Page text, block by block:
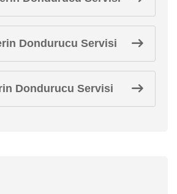
Dondurucu Servisi
Dondurucu Servisi